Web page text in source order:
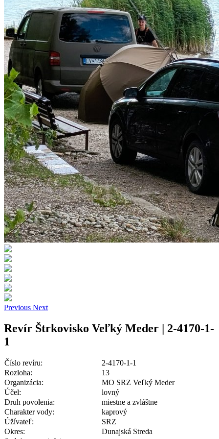
Previous Next
Revír Štrkovisko Veľký Meder | 2-4170-1-
1
Číslo revíru:
2-4170-1-1
Rozloha:
13
Organizácia:
MO SRZ Veľký Meder
Účel:
lovný
Druh povolenia:
miestne a zvláštne
Charakter vody:
kaprový
Úžívateľ:
SRZ
Okres:
Dunajská Streda